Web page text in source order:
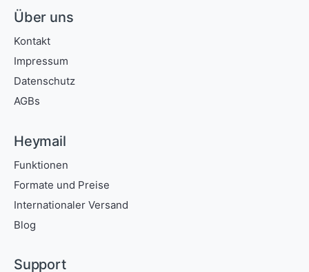
Über uns
Kontakt
Impressum
Datenschutz
AGBs
Heymail
Funktionen
Formate und Preise
Internationaler Versand
Blog
Support